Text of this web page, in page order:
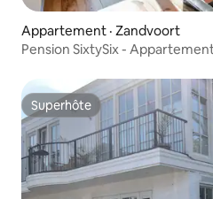
Appartement · Zandvoort
Pension SixtySix -
Superhôte
Superhôte